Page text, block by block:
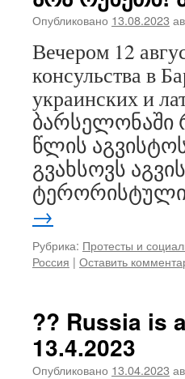
Опубликовано 13.08.2023
Вечером 12
консульства в
украинских и
ბარსელონაში
წლის
გვახსოვს
→
Рубрика: Протесты и
Россия | Оставить
?? Russia is
13.4.2023
Опубликовано 13.04.2023